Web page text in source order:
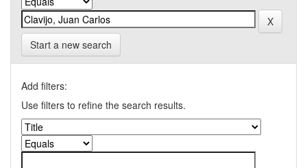
Start a new search
Add filters:
Use filters to refine the search results.